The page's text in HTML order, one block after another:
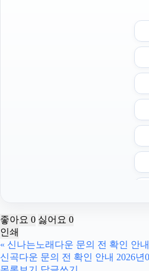
좋아요 0 싫어요 0
인쇄
« 신나는노래다운 문의 전 확인 안
신곡다운 문의 전 확인 안내 2026년